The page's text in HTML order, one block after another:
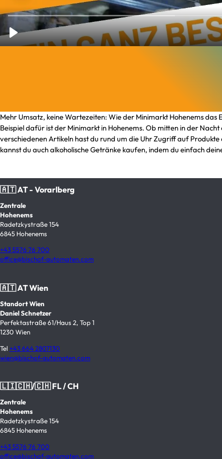
Mehr Umsatz, keine Wartezeiten: Wie der Minimarkt Hohenems
Beispiel dafür ist der Minimarkt in Hohenems. Ob mitten in der
verschiedenen Artikeln hast du rund um die Uhr Zugriff auf
kannst du auch alkoholische Getränke kaufen, indem du einfach
🇦🇹 AT - Vorarlberg
Zentrale
Hohenems
Radetzkystraße 154
6845 Hohenems
+43 5576 76 700
office@bischof-automaten.com
🇦🇹 AT Wien
Standort Wien
Daniel Schnetzer
Perfektastraße 61/Haus 2, Top 1
1230 Wien
Tel +43 664 2807130
wien@bischof-automaten.com
🇱🇮🇨🇭/🇨🇭 FL / CH
Zentrale
Hohenems
Radetzkystraße 154
6845 Hohenems
+43 5576 76 700
office@bischof-automaten.com